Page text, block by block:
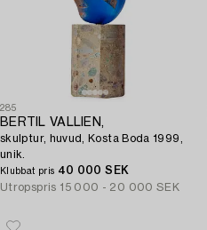
285
BERTIL VALLIEN,
skulptur, huvud, Kosta Boda 1999,
unik.
Klubbat pris 40 000 SEK
Utropspris 15 000 - 20 000 SEK